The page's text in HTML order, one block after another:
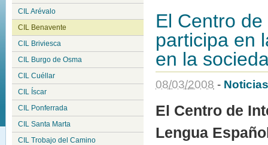
CIL Arévalo
CIL Benavente
CIL Briviesca
CIL Burgo de Osma
CIL Cuéllar
CIL Íscar
CIL Ponferrada
CIL Santa Marta
CIL Trobajo del Camino
El Centro
participa en
en la
08/03/2008 - Noticias
El Centro de
Lengua